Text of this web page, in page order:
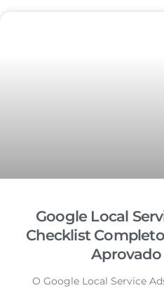
Google Local
Checklist
Aprovado
O Google Local Service